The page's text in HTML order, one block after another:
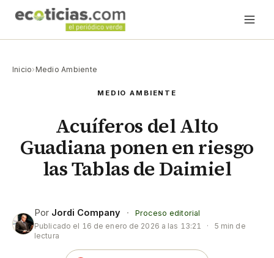
Inicio› Medio Ambiente
MEDIO AMBIENTE
Acuíferos del Alto
Guadiana ponen en riesgo
las Tablas de Daimiel
Por Jordi Company ·
Proceso editorial
Publicado el 16 de enero de 2026 a las 13:21 ·
5 min de
lectura